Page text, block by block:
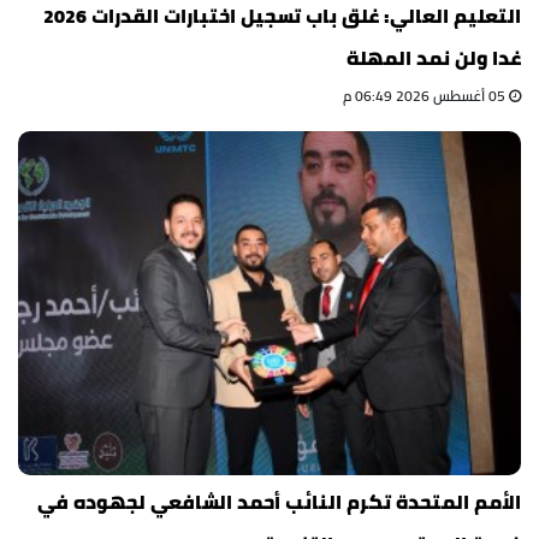
التعليم العالي: غلق باب تسجيل اختبارات القدرات 2026
غدا ولن نمد المهلة
الأمم المتحدة تكرم النائب أحمد الشافعي لجهوده في